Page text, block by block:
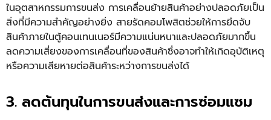
ในอุตสาหกรรมการขนส่ง การเคลื่อนย้ายสินค้าอย่างปลอดภัยเป็น
สิ่งที่มีความสำคัญอย่างยิ่ง สายรัดคอมโพสิตช่วยให้การยึดจับ
สินค้าภายในตู้คอนเทนเนอร์มีความแน่นหนาและปลอดภัยมากขึ้น
ลดความเสี่ยงของการเคลื่อนที่ของสินค้าซึ่งอาจทำให้เกิดอุบัติเหตุ
หรือความเสียหายต่อสินค้าระหว่างการขนส่งได้
3. ลดต้นทุนในการขนส่งและการซ่อมแซม